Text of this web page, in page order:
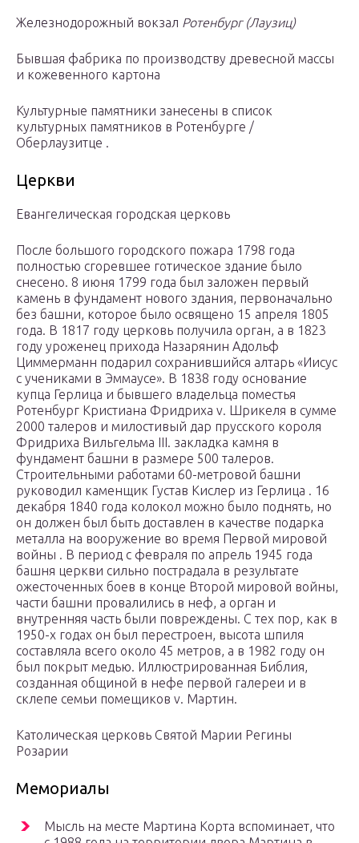
Железнодорожный вокзал Ротенбург (Лаузиц)
Бывшая фабрика по производству древесной массы
и кожевенного картона
Культурные памятники занесены в список
культурных памятников в Ротенбурге /
Оберлаузитце .
Церкви
Евангелическая городская церковь
После большого городского пожара 1798 года
полностью сгоревшее готическое здание было
снесено. 8 июня 1799 года был заложен первый
камень в фундамент нового здания, первоначально
без башни, которое было освящено 15 апреля 1805
года. В 1817 году церковь получила орган, а в 1823
году уроженец прихода Назарянин Адольф
Циммерманн подарил сохранившийся алтарь «Иисус
с учениками в Эммаусе». В 1838 году основание
купца Герлица и бывшего владельца поместья
Ротенбург Кристиана Фридриха v. Шрикеля в сумме
2000 талеров и милостивый дар прусского короля
Фридриха Вильгельма III. закладка камня в
фундамент башни в размере 500 талеров.
Строительными работами 60-метровой башни
руководил каменщик Густав Кислер из Герлица . 16
декабря 1840 года колокол можно было поднять, но
он должен был быть доставлен в качестве подарка
металла на вооружение во время Первой мировой
войны . В период с февраля по апрель 1945 года
башня церкви сильно пострадала в результате
ожесточенных боев в конце Второй мировой войны,
части башни провалились в неф, а орган и
внутренняя часть были повреждены. С тех пор, как в
1950-х годах он был перестроен, высота шпиля
составляла всего около 45 метров, а в 1982 году он
был покрыт медью. Иллюстрированная Библия,
созданная общиной в нефе первой галереи и в
склепе семьи помещиков v. Мартин.
Католическая церковь Святой Марии Регины
Розарии
Мемориалы
Мысль на месте Мартина Корта вспоминает, что